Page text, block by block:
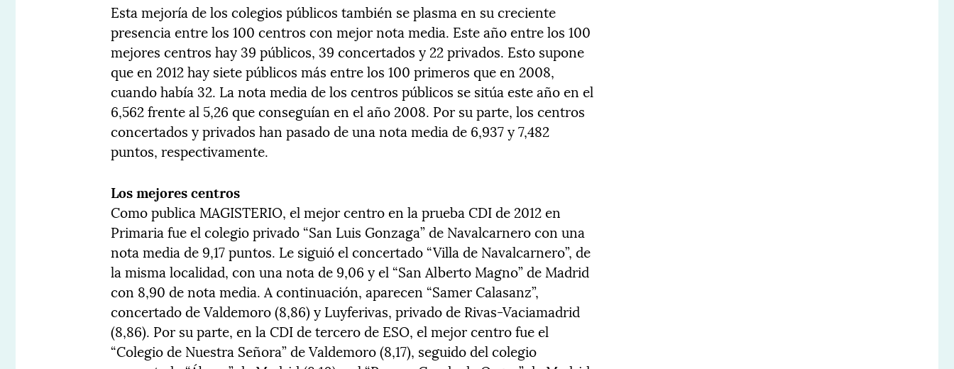
Esta mejoría de los colegios públicos también se plasma en su creciente
presencia entre los 100 centros con mejor nota media. Este año entre los 100
mejores centros hay 39 públicos, 39 concertados y 22 privados. Esto supone
que en 2012 hay siete públicos más entre los 100 primeros que en 2008,
cuando había 32. La nota media de los centros públicos se sitúa este año en el
6,562 frente al 5,26 que conseguían en el año 2008. Por su parte, los centros
concertados y privados han pasado de una nota media de 6,937 y 7,482
puntos, respectivamente.
Los mejores centros
Como publica MAGISTERIO, el mejor centro en la prueba CDI de 2012 en
Primaria fue el colegio privado “San Luis Gonzaga” de Navalcarnero con una
nota media de 9,17 puntos. Le siguió el concertado “Villa de Navalcarnero”, de
la misma localidad, con una nota de 9,06 y el “San Alberto Magno” de Madrid
con 8,90 de nota media. A continuación, aparecen “Samer Calasanz”,
concertado de Valdemoro (8,86) y Luyferivas, privado de Rivas-Vaciamadrid
(8,86). Por su parte, en la CDI de tercero de ESO, el mejor centro fue el
“Colegio de Nuestra Señora” de Valdemoro (8,17), seguido del colegio